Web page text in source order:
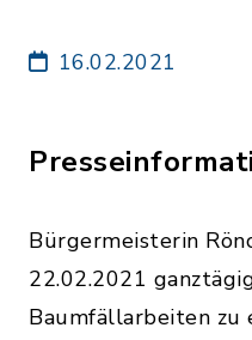
16.02.2021
Bürgermeisterin
22.02.2021
Baumfällarbeiten zu